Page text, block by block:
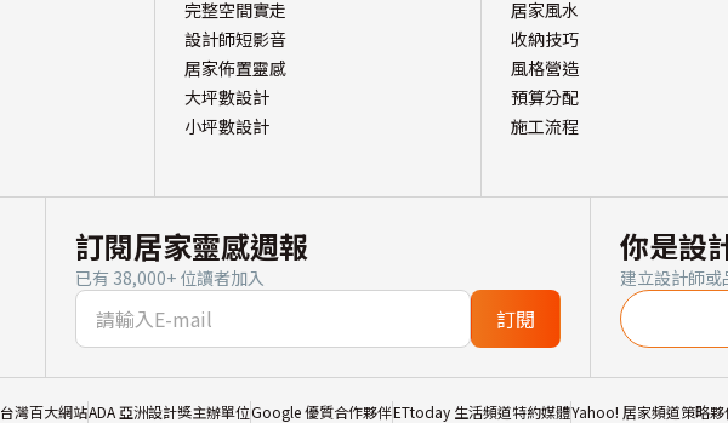
完整空間實走
設計師短影音
居家佈置靈感
大坪數設計
小坪數設計
居家風水
收納技巧
風格營造
預算分配
施工流程
訂閱居家靈感週報
已有 38,000+ 位讀者加入
訂閱
你是設
建立設計師
台灣百大網站ADA 亞洲設計獎主辦單位Google 優質合作夥伴ETtoday 生活頻道特約媒體Yahoo! 居家頻道策略夥